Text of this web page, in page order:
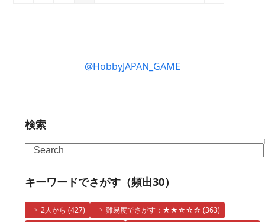
@HobbyJAPAN_GAME
検索
Search
キーワードでさがす（頻出30）
2人から (427) 難易度でさがす：★★☆☆☆ (363)